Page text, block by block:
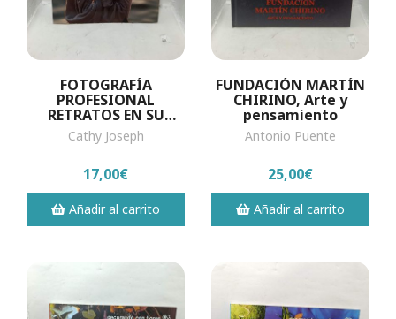
FOTOGRAFÍA
PROFESIONAL
RETRATOS EN SU
ENTORNO
Cathy Joseph
17,00€
Añadir al carrito
FUNDACIÓN MARTÍN
CHIRINO, Arte y
pensamiento
Antonio Puente
25,00€
Añadir al carrito